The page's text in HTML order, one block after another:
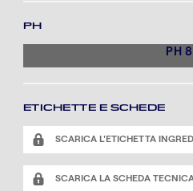
PH
PH 8
ETICHETTE E SCHEDE
SCARICA L'ETICHETTA
SCARICA LA SCHEDA